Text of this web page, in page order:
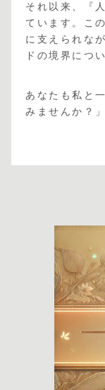
それ以来、『
ています。こ
に支えられな
ドの境界につ
あなたも私と
みませんか？」